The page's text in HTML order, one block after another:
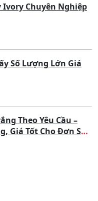
Ivory Chuyên Nghiệp
Số Lượng Lớn Giá
Theo Yêu Cầu –
Giá Tốt Cho Đơn Số